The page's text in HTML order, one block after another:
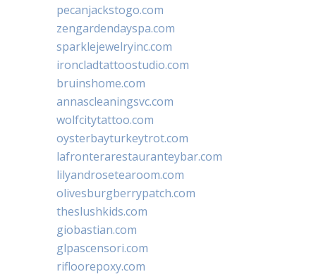
pecanjackstogo.com
zengardendayspa.com
sparklejewelryinc.com
ironcladtattoostudio.com
bruinshome.com
annascleaningsvc.com
wolfcitytattoo.com
oysterbayturkeytrot.com
lafronterarestauranteybar.com
lilyandrosetearoom.com
olivesburgberrypatch.com
theslushkids.com
giobastian.com
glpascensori.com
rifloorepoxy.com